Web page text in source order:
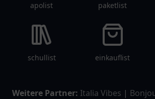
apolist paketlist
schullist einkauflist
Weitere Partner: Italia Vibes |